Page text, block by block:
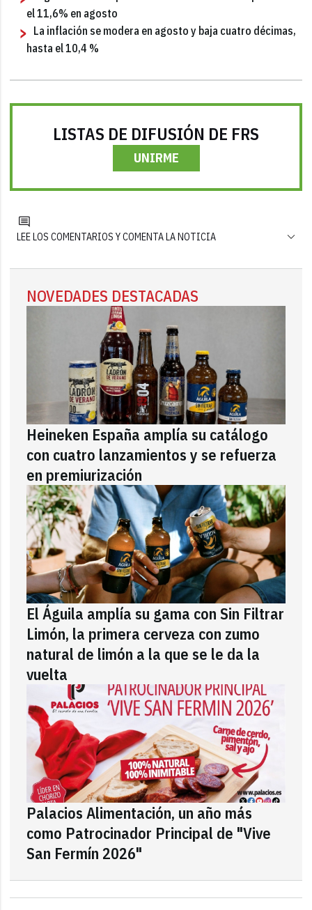
el 11,6% en agosto
La inflación se modera en agosto y baja cuatro décimas,
hasta el 10,4 %
LISTAS DE DIFUSIÓN DE FRS
UNIRME
LEE LOS COMENTARIOS Y COMENTA LA NOTICIA
NOVEDADES DESTACADAS
Heineken España amplía su catálogo
con cuatro lanzamientos y se refuerza
en premiurización
El Águila amplía su gama con Sin Filtrar
Limón, la primera cerveza con zumo
natural de limón a la que se le da la
vuelta
Palacios Alimentación, un año más
como Patrocinador Principal de "Vive
San Fermín 2026"